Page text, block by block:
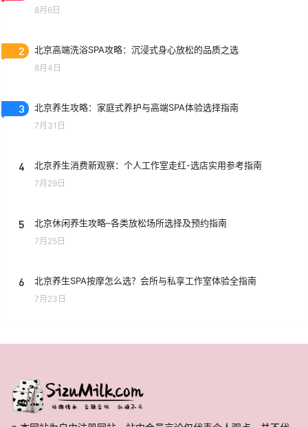
8月6日
2 北京高端洗浴SPA攻略：沉浸式身心放松的品质之选
8月4日
3 北京养生攻略：家庭式养护与高端SPA体验选择指南
7月31日
4 北京养生消费新观察：个人工作室走红-选店实用参考指南
7月29日
5 北京休闲养生攻略–各类放松场所选择及预约指南
7月25日
6 北京养生SPA按摩怎么选？会所与私享工作室体验全指南
7月23日